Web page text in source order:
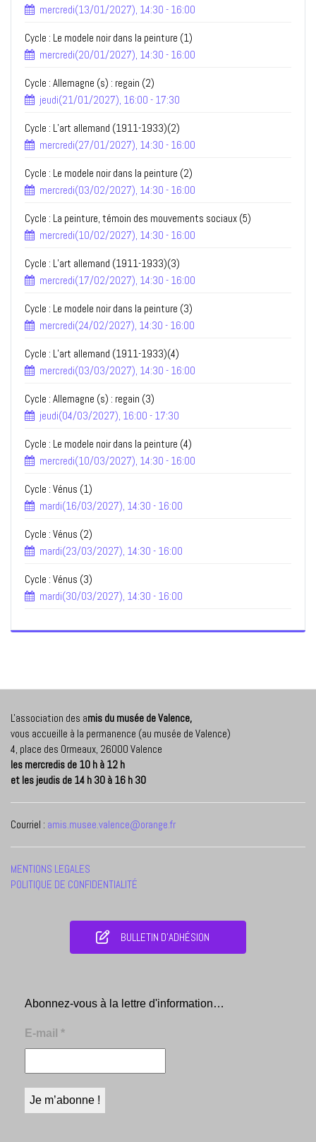
mercredi(13/01/2027), 14:30 - 16:00
Cycle : Le modele noir dans la peinture (1)
mercredi(20/01/2027), 14:30 - 16:00
Cycle : Allemagne (s) : regain (2)
jeudi(21/01/2027), 16:00 - 17:30
Cycle : L’art allemand (1911-1933)(2)
mercredi(27/01/2027), 14:30 - 16:00
Cycle : Le modele noir dans la peinture (2)
mercredi(03/02/2027), 14:30 - 16:00
Cycle : La peinture, témoin des mouvements sociaux (5)
mercredi(10/02/2027), 14:30 - 16:00
Cycle : L’art allemand (1911-1933)(3)
mercredi(17/02/2027), 14:30 - 16:00
Cycle : Le modele noir dans la peinture (3)
mercredi(24/02/2027), 14:30 - 16:00
Cycle : L’art allemand (1911-1933)(4)
mercredi(03/03/2027), 14:30 - 16:00
Cycle : Allemagne (s) : regain (3)
jeudi(04/03/2027), 16:00 - 17:30
Cycle : Le modele noir dans la peinture (4)
mercredi(10/03/2027), 14:30 - 16:00
Cycle : Vénus (1)
mardi(16/03/2027), 14:30 - 16:00
Cycle : Vénus (2)
mardi(23/03/2027), 14:30 - 16:00
Cycle : Vénus (3)
mardi(30/03/2027), 14:30 - 16:00
L'association des amis du musée de Valence,
vous accueille à la permanence (au musée de Valence)
4, place des Ormeaux, 26000 Valence
les mercredis de 10 h à 12 h
et les jeudis de 14 h 30 à 16 h 30
Courriel : amis.musee.valence@orange.fr
MENTIONS LEGALES
POLITIQUE DE CONFIDENTIALITÉ
BULLETIN D'ADHÉSION
Abonnez-vous à la lettre d'information…
E-mail *